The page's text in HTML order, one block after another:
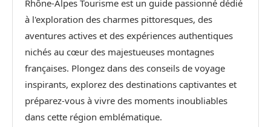
Rhône-Alpes Tourisme est un guide passionné dédié
à l'exploration des charmes pittoresques, des
aventures actives et des expériences authentiques
nichés au cœur des majestueuses montagnes
françaises. Plongez dans des conseils de voyage
inspirants, explorez des destinations captivantes et
préparez-vous à vivre des moments inoubliables
dans cette région emblématique.